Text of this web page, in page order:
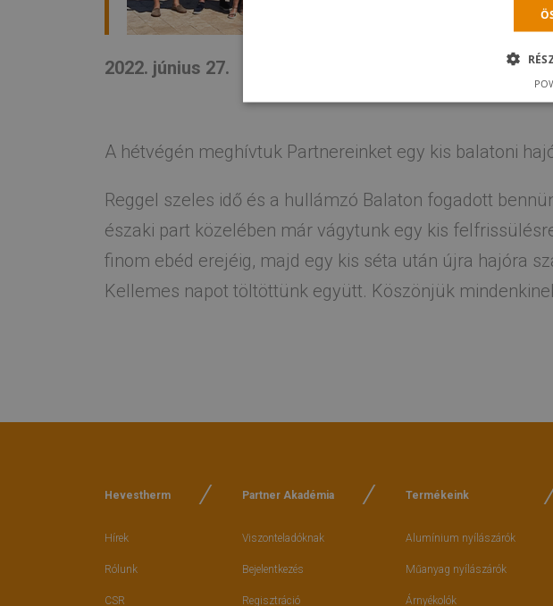
2022. június 27.
A hétvégén meghívtuk Partnereinket egy kis balatoni
Reggel szeles idő és a hullámzó Balaton fogadott
északi part közelében már vágytunk egy kis
finom ebéd erejéig, majd egy kis séta után újra hajóra
Kellemes napot töltöttünk együtt. Köszönjük
Hevestherm
Hírek
Rólunk
CSR
Partner Akadémia
Viszonteladóknak
Bejelentkezés
Regisztráció
Termékeink
Alumínium nyílászárók
Műanyag nyílászárók
Árnyékolók